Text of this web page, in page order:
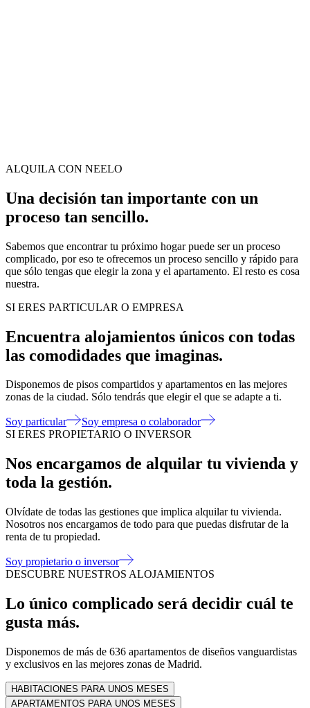
ALQUILA CON NEELO
Una decisión tan importante con un
proceso tan sencillo.
Sabemos que encontrar tu próximo hogar puede ser un proceso
complicado, por eso te ofrecemos un proceso sencillo y rápido para
que sólo tengas que elegir la zona y el apartamento. El resto es cosa
nuestra.
SI ERES PARTICULAR O EMPRESA
Encuentra alojamientos únicos con todas
las comodidades que imaginas.
Disponemos de pisos compartidos y apartamentos en las mejores
zonas de la ciudad. Sólo tendrás que elegir el que se adapte a ti.
Soy particular
Soy empresa o colaborador
SI ERES PROPIETARIO O INVERSOR
Nos encargamos de alquilar tu vivienda y
toda la gestión.
Olvídate de todas las gestiones que implica alquilar tu vivienda.
Nosotros nos encargamos de todo para que puedas disfrutar de la
renta de tu propiedad.
Soy propietario o inversor
DESCUBRE NUESTROS ALOJAMIENTOS
Lo único complicado será decidir cuál te
gusta más.
Disponemos de más de 636 apartamentos de diseños vanguardistas
y exclusivos en las mejores zonas de Madrid.
HABITACIONES PARA UNOS MESES
APARTAMENTOS PARA UNOS MESES